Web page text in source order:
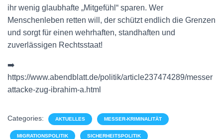
ihr wenig glaubhafte „Mitgefühl“ sparen. Wer
Menschenleben retten will, der schützt endlich die Grenzen
und sorgt für einen wehrhaften, standhaften und
zuverlässigen Rechtsstaat!
➡️
https://www.abendblatt.de/politik/article237474289/messer
attacke-zug-ibrahim-a.html
Categories: AKTUELLES MESSER-KRIMINALITÄT
MIGRATIONSPOLITIK SICHERHEITSPOLITIK